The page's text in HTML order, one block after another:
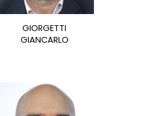
GIORGETTI
GIANCARLO